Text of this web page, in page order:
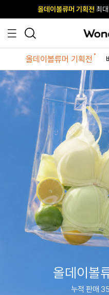
사이즈
올데이볼류머 기획전 최
사이즈
올데이볼류머 기획전 최
올데이볼류머 기획전
스
피부에 스